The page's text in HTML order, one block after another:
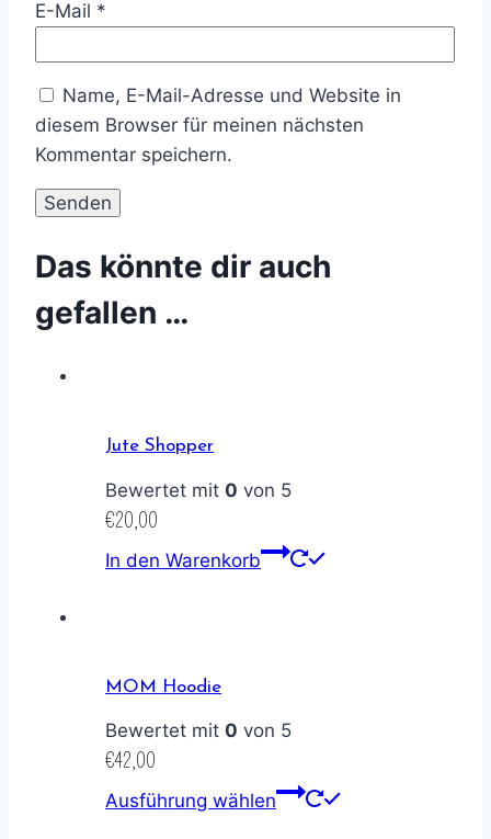
E-Mail *
Name, E-Mail-Adresse und Website in
diesem Browser für meinen nächsten
Kommentar speichern.
Das könnte dir auch
gefallen …
Jute Shopper
Bewertet mit 0 von 5
€20,00
In den Warenkorb
MOM Hoodie
Bewertet mit 0 von 5
€42,00
Ausführung wählen